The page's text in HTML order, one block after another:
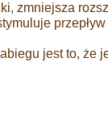
zmniejsza
jest to, że